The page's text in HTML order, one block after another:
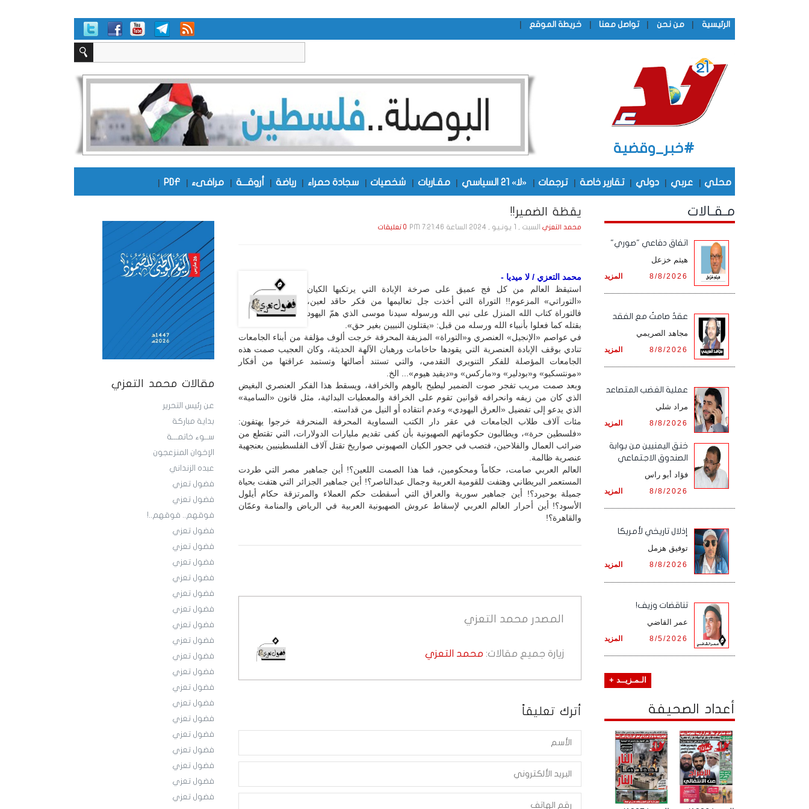
الرئيسية | من نحن | تواصل معنا | خريطة الموقع |
#خبر_وقضية
محلي | عربي | دولي | تقارير خاصة | ترجمات | «لا» 21 السياسي | مقـاربات | شخصيات | سجادة حمراء | رياضة | أروقـــة | مرافىء |
PDF
|
مقالات محمد التعزي
عن رئيس التحرير
بداية مباركة
ســوء خاتمـــة
الإخوان المنزعجون
عبده الزنداني
فضول تعزي
فضول تعزي
فوقهم.. فوقهم..!
فضول تعزي
فضول تعزي
فضول تعزي
فضول تعزي
فضول تعزي
فضول تعزي
فضول تعزي
فضول تعزي
فضول تعزي
فضول تعزي
فضول تعزي
فضول تعزي
فضول تعزي
فضول تعزي
فضول تعزي
فضول تعزي
فضول تعزي
فضول تعزي
يقظة الضمير!!
محمد التعزيالسبت , 1 يـونـيـو , 2024 الساعة 7:21:46 PM 0 تعليقات
محمد التعزي / لا ميديا -
استيقظ العالم من كل فج عميق على صرخة الإبادة التي يرتكبها الكيان
«التوراتي» المزعوم!! التوراة التي أخذت جل تعاليمها من فكر حاقد لعين،
فالتوراة كتاب الله المنزل على نبي الله ورسوله سيدنا موسى الذي همّ اليهود
بقتله كما فعلوا بأنبياء الله ورسله من قبل: «يقتلون النبيين بغير حق».
في عواصم «الإنجيل» العنصري و«التوراة» المزيفة المحرفة خرجت ألوف مؤلفة من أبناء الجامعات
تنادي بوقف الإبادة العنصرية التي يقودها حاخامات ورهبان الآلهة الحديثة، وكان العجيب صمت هذه
الجامعات المؤصلة للفكر التنويري التقدمي، والتي تستند أصالتها وتستمد عراقتها من أفكار
«مونتسكيو» و«بودلير» و«ماركس» و«ديفيد هيوم»... الخ.
وبعد صمت مريب تفجر صوت الضمير ليطيح بالوهم والخرافة، ويسقط هذا الفكر العنصري البغيض
الذي كان من زيفه وانحرافه قوانين تقوم على الخرافة والمعطيات البدائية، مثل قانون «السامية»
الذي يدعو إلى تفضيل «العرق اليهودي» وعدم انتقاده أو النيل من قداسته.
مئات آلاف طلاب الجامعات في عقر دار الكتب السماوية المحرفة المنحرفة خرجوا يهتفون:
«فلسطين حرة»، ويطالبون حكوماتهم الصهيونية بأن كفى تقديم مليارات الدولارات، التي تقتطع من
ضرائب العمال والفلاحين، فتصب في جحور الكيان الصهيوني صواريخ تقتل آلاف الفلسطينيين بعنجهية
عنصرية ظالمة.
العالم العربي صامت، حكاماً ومحكومين، فما هذا الصمت اللعين؟! أين جماهير مصر التي طردت
المستعمر البريطاني وهتفت للقومية العربية وجمال عبدالناصر؟! أين جماهير الجزائر التي هتفت بحياة
جميلة بوحيرد؟! أين جماهير سورية والعراق التي أسقطت حكم العملاء والمرتزقة حكام أيلول
الأسود؟! أين أحرار العالم العربي لإسقاط عروش الصهيونية العربية في الرياض والمنامة وعمّان
والقاهرة؟!
المصدر محمد التعزي
زيارة جميع مقالات: محمد التعزي
أترك تعليقاً
مـقـالات
اتفاق دفاعي "صوري"
هيثم خزعل
المزيد 8/8/2026
عقدٌ صامتٌ مع الفقد
مجاهد الصريمي
المزيد 8/8/2026
‏عملية الغضب المتصاعد
مراد شلي
المزيد 8/8/2026
خنق اليمنيين من بوابة
الصندوق الاجتماعي
فؤاد أبو راس
المزيد 8/8/2026
إذلال تاريخي لأمريكا
توفيق هزمل
المزيد 8/8/2026
تناقضات وزيف!
عمر القاضي
المزيد 8/5/2026
الـمـزيــد +
أعداد الصحيفة